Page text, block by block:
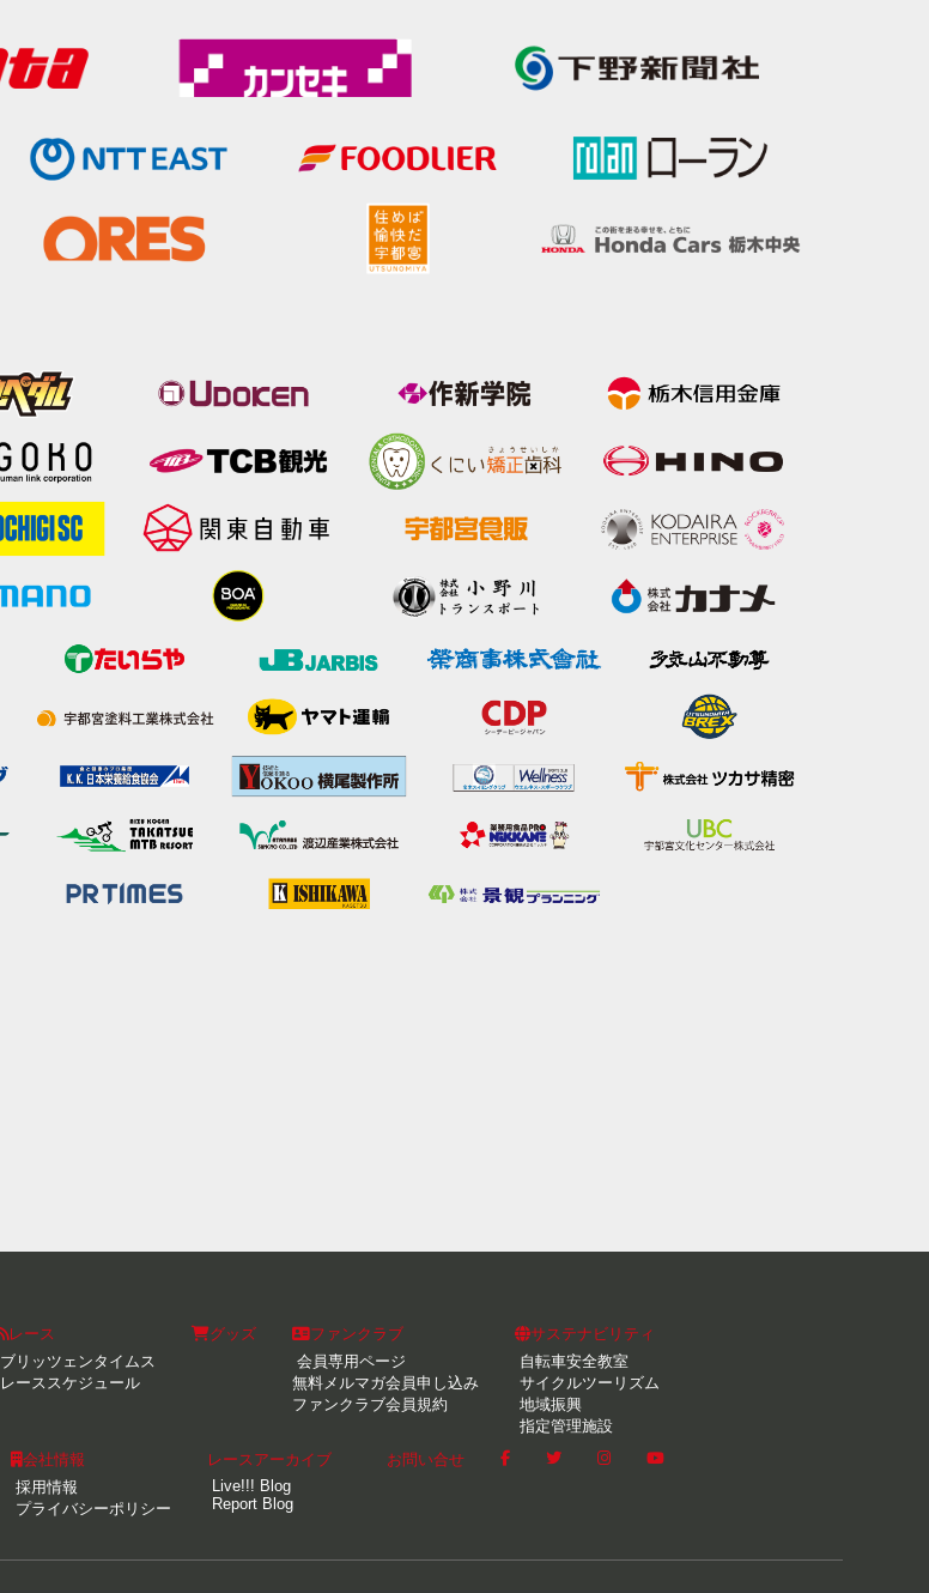
レース
ブリッツェンタイムス
レーススケジュール
グッズ
ファンクラブ
会員専用ページ
無料メルマガ会員申し込み
ファンクラブ会員規約
サステナビリティ
自転車安全教室
サイクルツーリズム
地域振興
指定管理施設
会社情報
採用情報
プライバシーポリシー
レースアーカイブ
Live!!! Blog
Report Blog
お問い合せ